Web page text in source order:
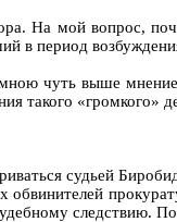
На мой вопрос,
в период
чуть выше
такого
судьей
обвинителей
следствию.